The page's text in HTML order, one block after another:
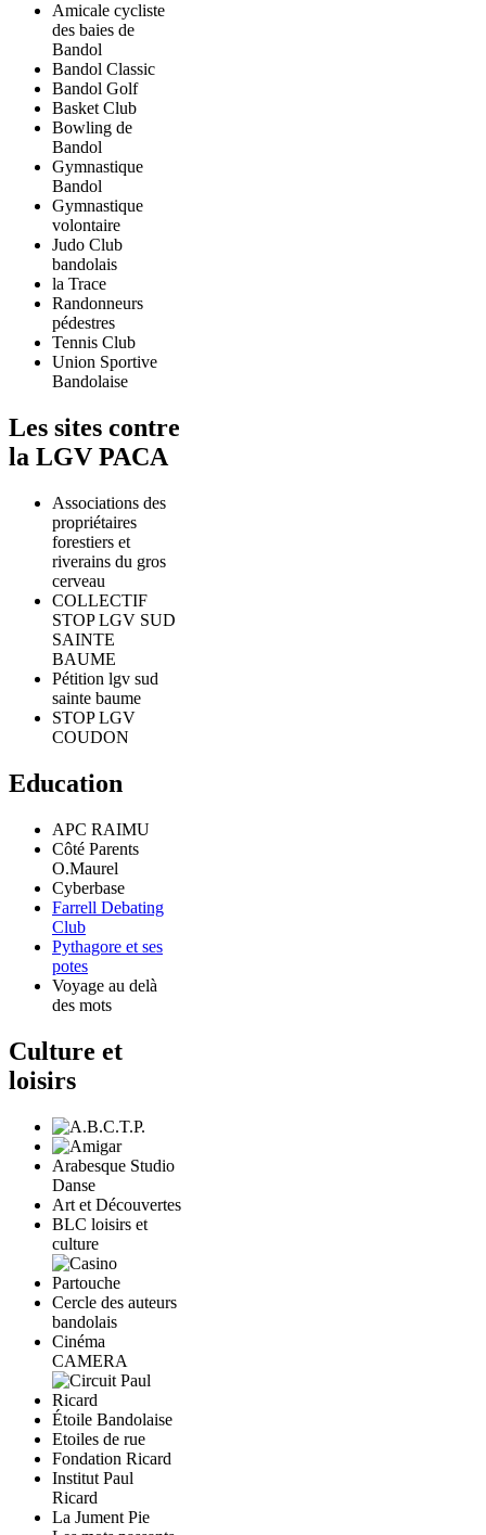
Amicale cycliste
des baies de
Bandol
Bandol Classic
Bandol Golf
Basket Club
Bowling de
Bandol
Gymnastique
Bandol
Gymnastique
volontaire
Judo Club
bandolais
la Trace
Randonneurs
pédestres
Tennis Club
Union Sportive
Bandolaise
Les sites contre
la LGV PACA
Associations des
propriétaires
forestiers et
riverains du gros
cerveau
COLLECTIF
STOP LGV SUD
SAINTE
BAUME
Pétition lgv sud
sainte baume
STOP LGV
COUDON
Education
APC RAIMU
Côté Parents
O.Maurel
Cyberbase
Farrell Debating
Club
Pythagore et ses
potes
Voyage au delà
des mots
Culture et
loisirs
Arabesque Studio
Danse
Art et Découvertes
BLC loisirs et
culture
Cercle des auteurs
bandolais
Cinéma
CAMERA
Étoile Bandolaise
Etoiles de rue
Fondation Ricard
Institut Paul
Ricard
La Jument Pie